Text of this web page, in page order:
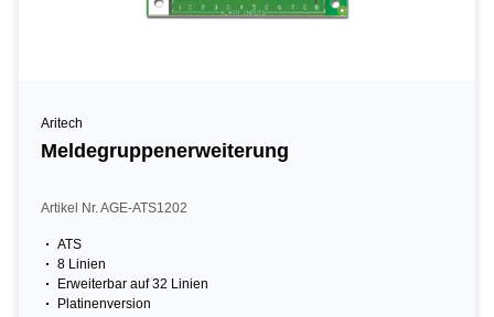
Aritech
Meldegruppenerweiterung
Artikel Nr. AGE-ATS1202
ATS
8 Linien
Erweiterbar auf 32 Linien
Platinenversion